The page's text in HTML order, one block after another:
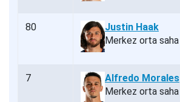
80
Justin Haak
Merkez orta saha
7
Alfredo Morales
Merkez orta saha